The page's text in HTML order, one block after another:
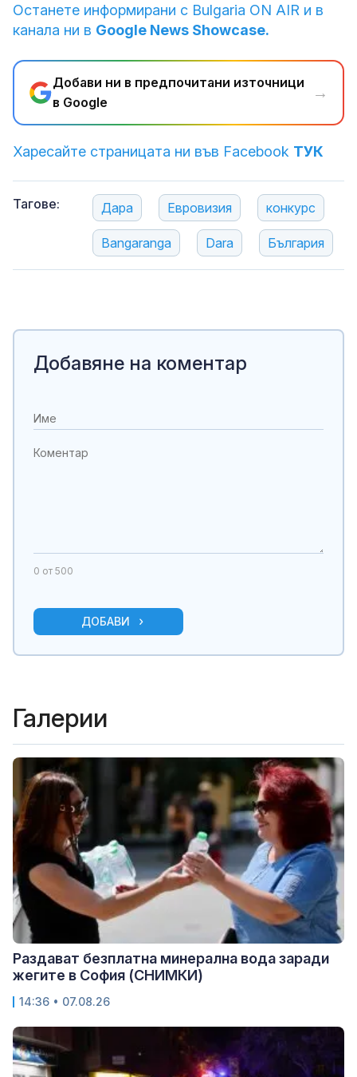
Останете информирани с Bulgaria ON AIR и в
канала ни в Google News Showcase.
Добави ни в предпочитани източници
в Google
→
Харесайте страницата ни във Facebook ТУК
Тагове: Дара Евровизия конкурс
Bangaranga Dara България
Добавяне на коментар
0 от 500
ДОБАВИ
Галерии
Раздават безплатна минерална вода заради
жегите в София (СНИМКИ)
14:36 • 07.08.26